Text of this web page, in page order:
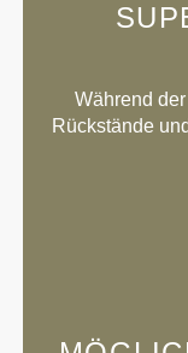
Während
Rückstände